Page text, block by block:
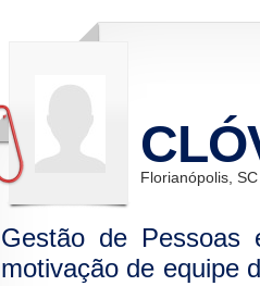
Florianópolis, SC
Gestão de Pessoas
motivação de equipe